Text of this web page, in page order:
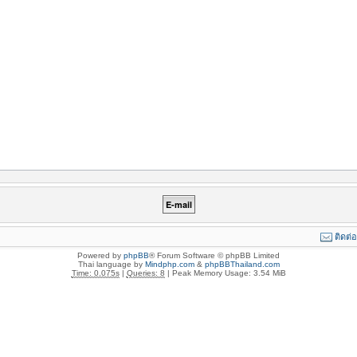
ติดต่อ
Powered by phpBB® Forum Software © phpBB Limited
Thai language by Mindphp.com& phpBBThailand.com
Time: 0.075s| Queries: 8 | Peak Memory Usage: 3.54 MiB